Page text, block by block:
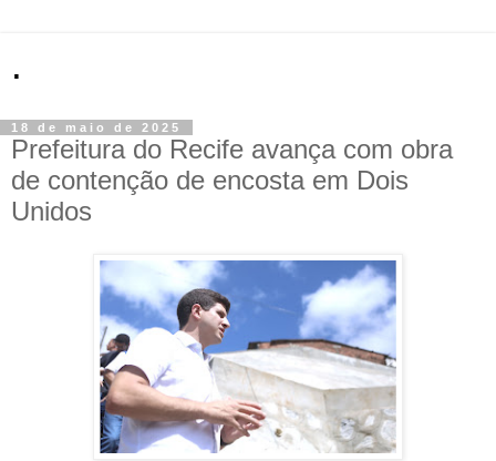
.
18 de maio de 2025
Prefeitura do Recife avança com obra
de contenção de encosta em Dois
Unidos